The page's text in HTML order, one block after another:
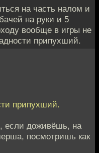
на часть налом и
на руки и 5
вообще в игры не
припухший.
припухший.
если доживёшь, на
посмотришь как